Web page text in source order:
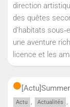
direction
des quêtes
d’habitats
une aventure
licence et les
[Actu]
Actu , Actualités ,